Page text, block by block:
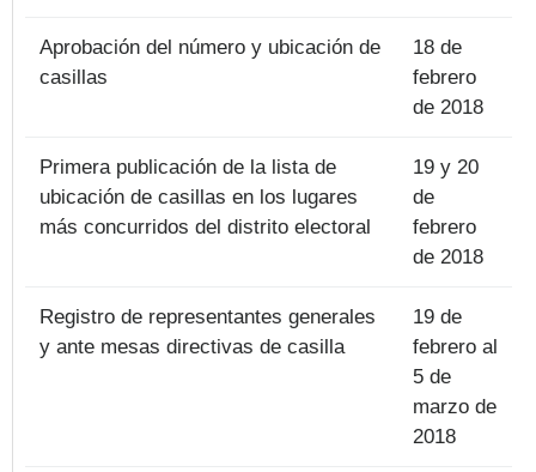
Aprobación del número y ubicación de
casillas
18 de
febrero
de 2018
Primera publicación de la lista de
ubicación de casillas en los lugares
más concurridos del distrito electoral
19 y 20
de
febrero
de 2018
Registro de representantes generales
y ante mesas directivas de casilla
19 de
febrero al
5 de
marzo de
2018